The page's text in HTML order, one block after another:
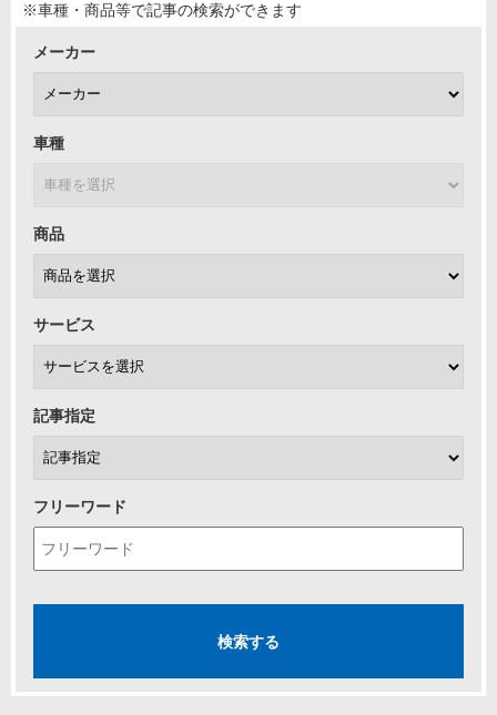
※車種・商品等で記事の検索ができます
メーカー
車種
商品
サービス
記事指定
フリーワード